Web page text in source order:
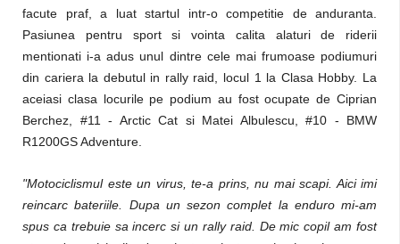
facute praf, a luat startul intr-o competitie de anduranta.
Pasiunea pentru sport si vointa calita alaturi de riderii
mentionati i-a adus unul dintre cele mai frumoase podiumuri
din cariera la debutul in rally raid, locul 1 la Clasa Hobby. La
aceiasi clasa locurile pe podium au fost ocupate de Ciprian
Berchez, #11 - Arctic Cat si Matei Albulescu, #10 - BMW
R1200GS Adventure.
"Motociclismul este un virus, te-a prins, nu mai scapi. Aici imi
reincarc bateriile. Dupa un sezon complet la enduro mi-am
spus ca trebuie sa incerc si un rally raid. De mic copil am fost